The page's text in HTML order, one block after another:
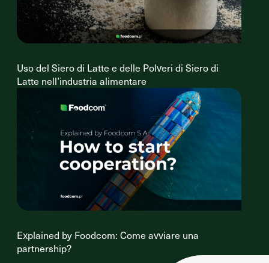
Uso del Siero di Latte e delle Polveri di Siero di
Latte nell’industria alimentare
Explained by Foodcom: Come avviare una
partnership?